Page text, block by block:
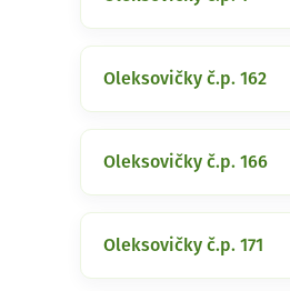
Oleksovičky č.p. 162
Oleksovičky č.p. 166
Oleksovičky č.p. 171